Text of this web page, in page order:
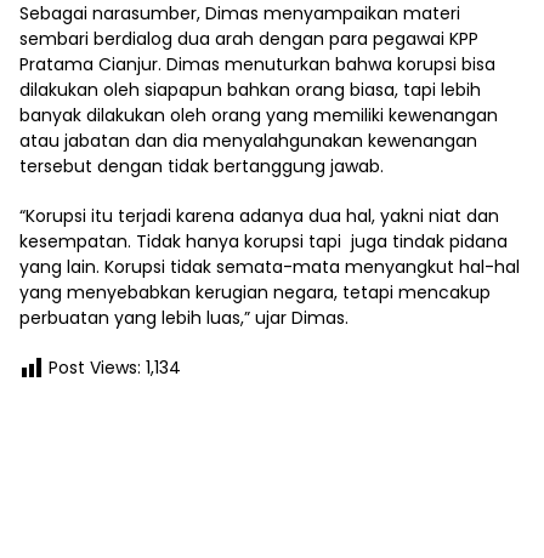
Sebagai narasumber, Dimas menyampaikan materi
sembari berdialog dua arah dengan para pegawai KPP
Pratama Cianjur. Dimas menuturkan bahwa korupsi bisa
dilakukan oleh siapapun bahkan orang biasa, tapi lebih
banyak dilakukan oleh orang yang memiliki kewenangan
atau jabatan dan dia menyalahgunakan kewenangan
tersebut dengan tidak bertanggung jawab.
“Korupsi itu terjadi karena adanya dua hal, yakni niat dan
kesempatan. Tidak hanya korupsi tapi juga tindak pidana
yang lain. Korupsi tidak semata-mata menyangkut hal-hal
yang menyebabkan kerugian negara, tetapi mencakup
perbuatan yang lebih luas,” ujar Dimas.
Post Views: 1,134